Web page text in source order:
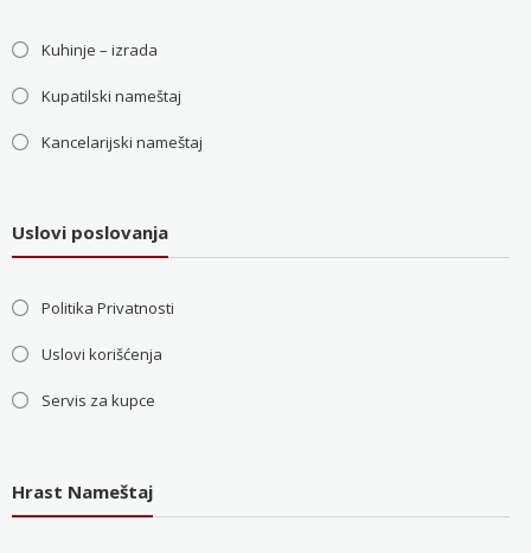
Kuhinje – izrada
Kupatilski nameštaj
Kancelarijski nameštaj
Uslovi poslovanja
Politika Privatnosti
Uslovi korišćenja
Servis za kupce
Hrast Nameštaj